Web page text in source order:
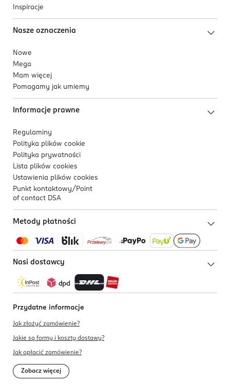
Inspiracje
Nasze oznaczenia
Nowe
Mega
Mam więcej
Pomagamy jak umiemy
Informacje prawne
Regulaminy
Polityka plików cookie
Polityka prywatności
Lista plików cookies
Ustawienia plików cookies
Punkt kontaktowy/ Point
of contact DSA
Metody płatności
Nasi dostawcy
Przydatne informacje
Jak złożyć zamówienie?
Jakie są formy i koszty dostawy?
Jak opłacić zamówienie?
Zobacz więcej